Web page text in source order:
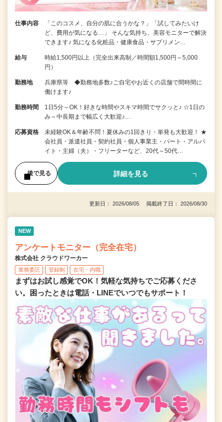
仕事内容
「このコスメ、自分の肌に合うかな？」「試してみたいけ
ど、費用が気になる…」 そんな気持ち、美容モニターで解決
できます♪ 気になる化粧品・健康食品・サプリメン…
給与
時給1,500円以上（完全出来高制／時間額1,500円～5,000
円）
勤務地
兵庫県等 ◆勤務地多数♪ご自宅やお近くの店舗で間時間に
働けます♪
勤務時間
1日5分～OK！好きな時間やスキマ時間でサクッと♪ ☆1日の
み～中長期まで幅広く大歓迎♪…
応募資格
未経験OK＆年齢不問！夏休みの1回きり・単発も大歓迎！ ★
会社員・派遣社員・契約社員・個人事業主・パート・アルバ
イト・主婦（夫）・フリーターなど、20代～50代…
後で見る 詳細を見る
更新日： 2026/08/05 掲載終了日： 2026/08/30
NEW
アンケートモニター（完全在宅）
株式会社 クラウドワーカー
業務委託 登録制 在宅・内職
まずはお試し感覚でOK！気軽な気持ちでご応募くださ
い。困ったときは電話・LINEでいつでもサポート！